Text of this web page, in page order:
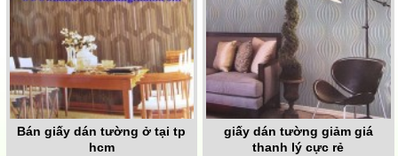
Bán giấy dán tường ở tại tp
hcm
giấy dán tường giảm giá
thanh lý cực rẻ